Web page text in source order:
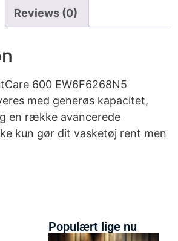
Reviews (0)
600 EW6F6268N5
med generøs kapacitet,
en række avancerede
kun gør dit vasketøj rent men
Populært lige nu